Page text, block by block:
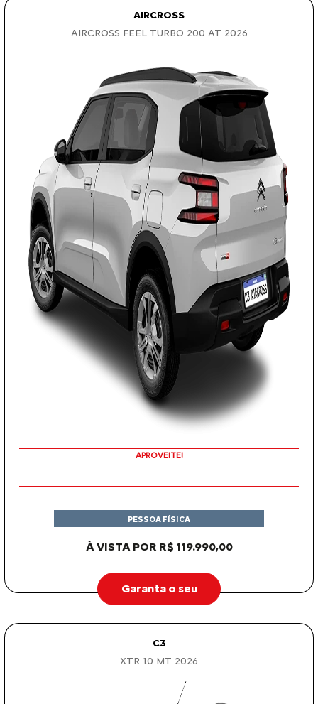
AIRCROSS
AIRCROSS FEEL TURBO 200 AT 2026
APROVEITE!
À VISTA POR R$ 119.990,00
PESSOA FÍSICA
Garanta o seu
C3
XTR 1.0 MT 2026